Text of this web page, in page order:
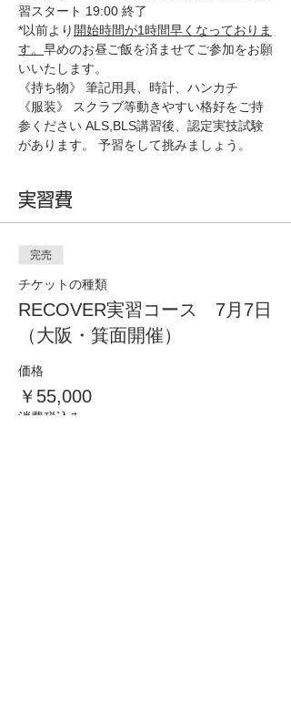
習スタート 19:00 終了
*以前より 開始時間が1時間早くなっておりま
す。 早めのお昼ご飯を済ませてご参加をお願
いいたします。
《持ち物》 筆記用具、時計、ハンカチ
《服装》 スクラブ等動きやすい格好をご持
参ください ALS,BLS講習後、認定実技試験
があります。 予習をして挑みましょう。
実習費
完売
チケットの種類
RECOVER実習コース 7月7日
（大阪・箕面開催）
価格
￥55,000
消費税込み